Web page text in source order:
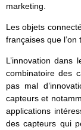
marketing.
Les objets
françaises que l’on
L’innovation dans
combinatoire des
pas mal
capteurs et
applications
des capteurs qui